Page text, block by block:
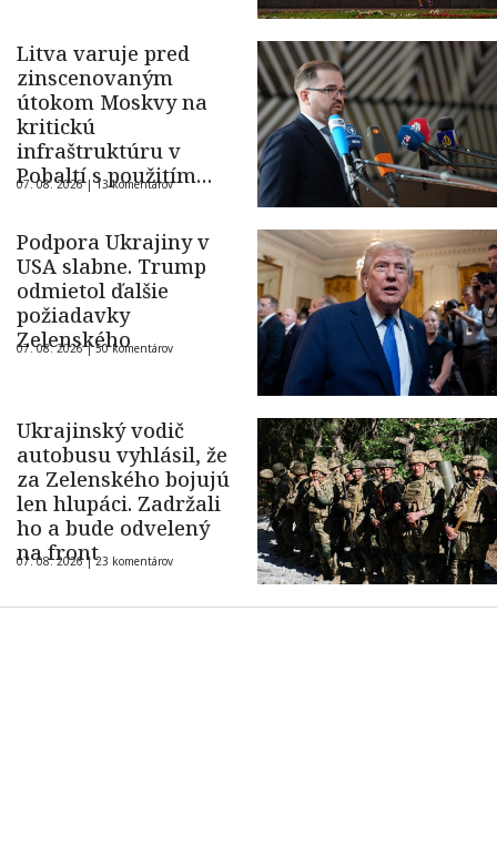
Litva varuje pred
zinscenovaným
útokom Moskvy na
kritickú
infraštruktúru v
Pobaltí s použitím
ukrajinského dronu
07. 08. 2026 |13 komentárov
Podpora Ukrajiny v
USA slabne. Trump
odmietol ďalšie
požiadavky
Zelenského
07. 08. 2026 |50 komentárov
Ukrajinský vodič
autobusu vyhlásil, že
za Zelenského bojujú
len hlupáci. Zadržali
ho a bude odvelený
na front
07. 08. 2026 |23 komentárov